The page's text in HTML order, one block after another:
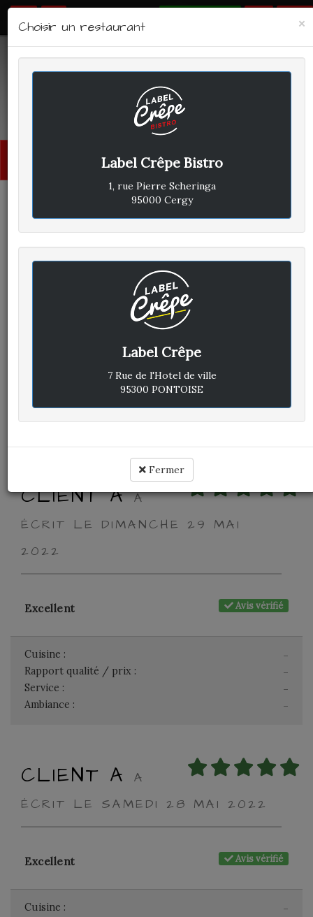
LABEL CRÊPE - BISTRO
CLIENT A A
ÉCRIT LE MERCREDI 1 JUIN 2022
Rapport qualité / prix :
-
Service :
-
Ambiance :
CLIENT A A
ÉCRIT LE DIMANCHE 29 MAI
2022
Avis vérifié
Excellent
-
Cuisine :
-
Rapport qualité / prix :
-
Service :
-
Ambiance :
CLIENT A
A
ÉCRIT LE SAMEDI 28 MAI 2022
Avis vérifié
Excellent
-
Cuisine :
×
Choisir un restaurant
Label Crêpe Bistro
1, rue Pierre Scheringa
95000 Cergy
Label Crêpe
7 Rue de l'Hotel de ville
95300 PONTOISE
Fermer